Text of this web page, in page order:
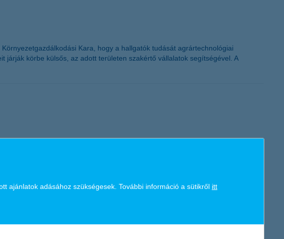
Kara, hogy a hallgatók tudását agrártechnológiai
járják körbe külsős, az adott területen szakértő vállalatok segítségével. A
férfi sofőrök. Kedvező, hogy az autósok 96 százaléka, saját bevallása szerint
ajánlatok adásához szükségesek. További információ a sütikről itt